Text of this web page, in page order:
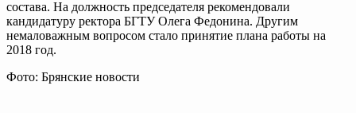
состава. На должность председателя рекомендовали
кандидатуру ректора БГТУ Олега Федонина. Другим
немаловажным вопросом стало принятие плана работы на
2018 год.
Фото: Брянские новости